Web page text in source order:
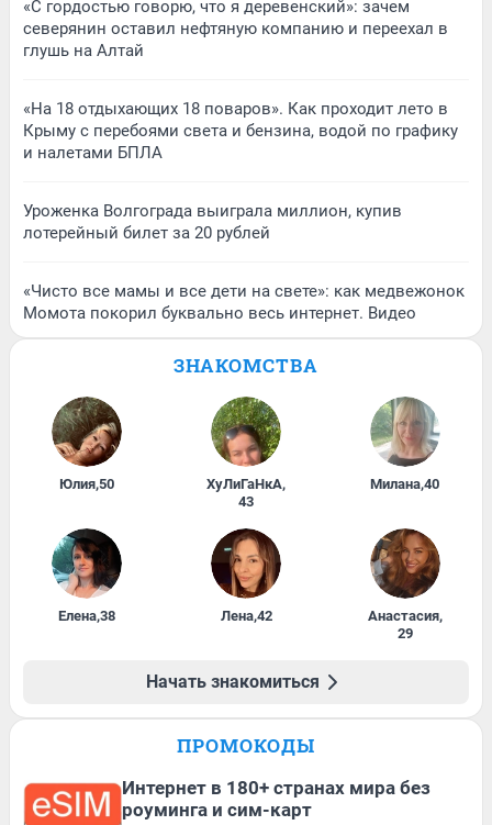
«С гордостью говорю, что я деревенский»: зачем
северянин оставил нефтяную компанию и переехал в
глушь на Алтай
«На 18 отдыхающих 18 поваров». Как проходит лето в
Крыму с перебоями света и бензина, водой по графику
и налетами БПЛА
Уроженка Волгограда выиграла миллион, купив
лотерейный билет за 20 рублей
«Чисто все мамы и все дети на свете»: как медвежонок
Момота покорил буквально весь интернет. Видео
ЗНАКОМСТВА
Юлия,50 ХуЛиГаНкА,
43
Милана,40
Елена,38 Лена,42 Анастасия,
29
Начать знакомиться
ПРОМОКОДЫ
Интернет в 180+ странах мира без
роуминга и сим-карт